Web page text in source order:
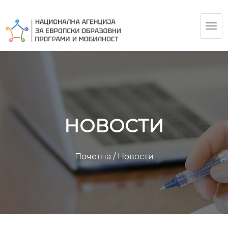
НОВОСТИ
Почетна /Новости